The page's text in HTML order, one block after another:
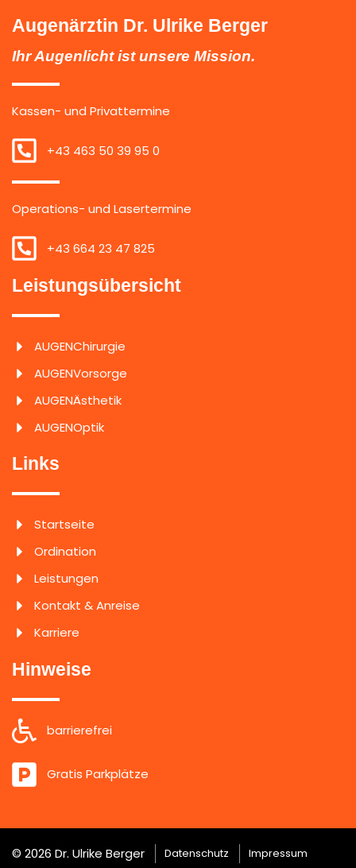
Augenärztin Dr. Ulrike Berger
Ihr Augenlicht ist unsere Mission.
Kassen- und Privattermine
+43 463 50 39 95 0
Operations- und Lasertermine
+43 664 23 47 825
Leistungsübersicht
AUGENChirurgie
AUGENVorsorge
AUGENÄsthetik
AUGENOptik
Links
Startseite
Ordination
Leistungen
Kontakt & Anreise
Karriere
Hinweise
barrierefrei
Gratis Parkplätze
© 2026 Dr. Ulrike Berger Datenschutz Impressum